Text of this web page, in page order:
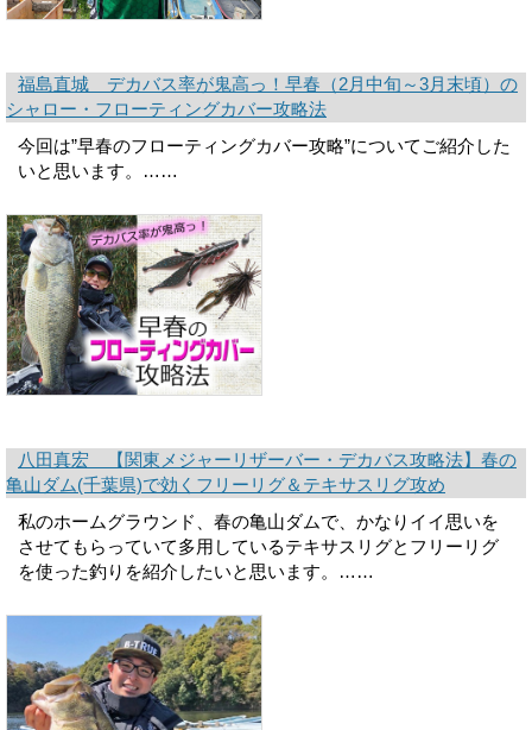
福島直城 デカバス率が鬼高っ！早春（2月中旬～3月末頃）の
シャロー・フローティングカバー攻略法
今回は”早春のフローティングカバー攻略”についてご紹介した
いと思います。……
八田真宏 【関東メジャーリザーバー・デカバス攻略法】春の
亀山ダム(千葉県)で効くフリーリグ＆テキサスリグ攻め
私のホームグラウンド、春の亀山ダムで、かなりイイ思いを
させてもらっていて多用しているテキサスリグとフリーリグ
を使った釣りを紹介したいと思います。……